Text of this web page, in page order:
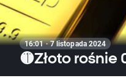
16:01 · 7 listopada 2024
🟡Złoto rośnie